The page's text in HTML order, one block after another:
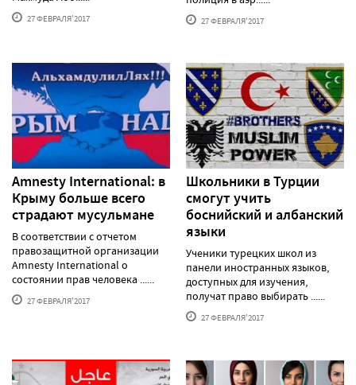
27 ФЕВРАЛЯ'2017 27 ФЕВРАЛЯ'2017
Amnesty International: в
Крыму больше всего
страдают мусульмане
В соответствии с отчетом
правозащитной организации
Amnesty International о
состоянии прав человека ......
27 ФЕВРАЛЯ'2017
Школьники в Турции
смогут учить
боснийский и албанский
языки
Ученики турецких школ из
панели иностранных языков,
доступных для изучения,
получат право выбирать ......
27 ФЕВРАЛЯ'2017